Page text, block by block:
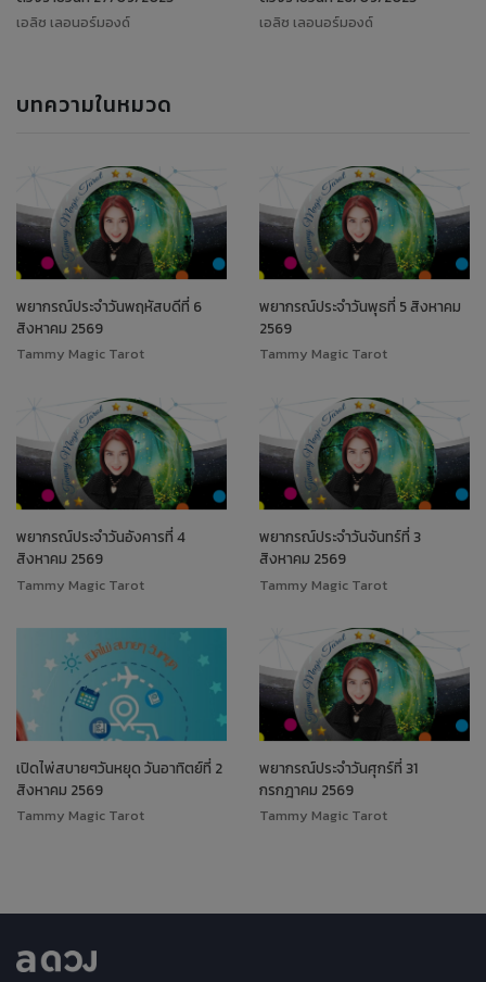
เอลิซ เลอนอร์มองด์ เอลิซ เลอนอร์มองด์
บทความในหมวด
พยากรณ์ประจำวันพฤหัสบดีที่ 6
สิงหาคม 2569
Tammy Magic Tarot
พยากรณ์ประจำวันพุธที่ 5 สิงหาคม
2569
Tammy Magic Tarot
พยากรณ์ประจำวันอังคารที่ 4
สิงหาคม 2569
Tammy Magic Tarot
พยากรณ์ประจำวันจันทร์ที่ 3
สิงหาคม 2569
Tammy Magic Tarot
เปิดไพ่สบายๆวันหยุด วันอาทิตย์ที่ 2
สิงหาคม 2569
Tammy Magic Tarot
พยากรณ์ประจำวันศุกร์ที่ 31
กรกฎาคม 2569
Tammy Magic Tarot